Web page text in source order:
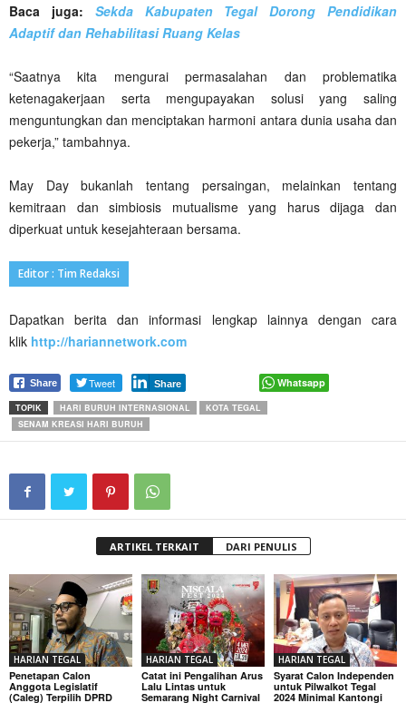
Baca juga: Sekda Kabupaten Tegal Dorong Pendidikan
Adaptif dan Rehabilitasi Ruang Kelas
“Saatnya kita mengurai permasalahan dan problematika
ketenagakerjaan serta mengupayakan solusi yang saling
menguntungkan dan menciptakan harmoni antara dunia usaha dan
pekerja,” tambahnya.
May Day bukanlah tentang persaingan, melainkan tentang
kemitraan dan simbiosis mutualisme yang harus dijaga dan
diperkuat untuk kesejahteraan bersama.
Editor : Tim Redaksi
Dapatkan berita dan informasi lengkap lainnya dengan cara
klik http://hariannetwork.com
Share Tweet Share Whatsapp
TOPIK HARI BURUH INTERNASIONAL
KOTA TEGAL
SENAM KREASI HARI BURUH
ARTIKEL TERKAIT DARI PENULIS
HARIAN TEGAL
Penetapan Calon
Anggota Legislatif
(Caleg) Terpilih DPRD
HARIAN TEGAL
Catat ini Pengalihan Arus
Lalu Lintas untuk
Semarang Night Carnival
HARIAN TEGAL
Syarat Calon Independen
untuk Pilwalkot Tegal
2024 Minimal Kantongi